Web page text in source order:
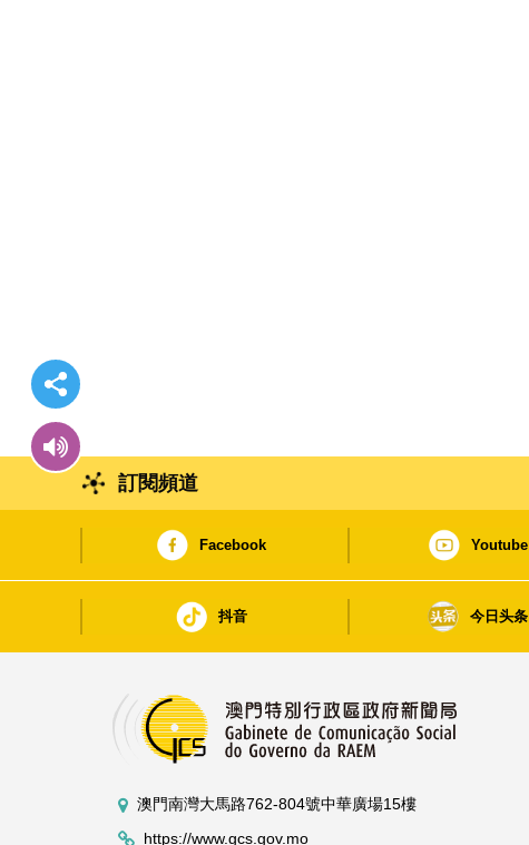
訂閱頻道
Facebook Youtube
抖音 今日头条
澳門南灣大馬路762-804號中華廣場15樓
https://www.gcs.gov.mo